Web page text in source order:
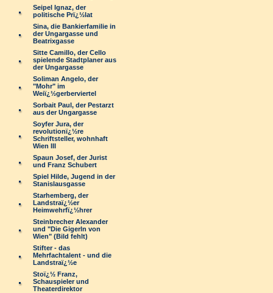
Seipel Ignaz, der
politische Prï¿½lat
Sina, die Bankierfamilie in
der Ungargasse und
Beatrixgasse
Sitte Camillo, der Cello
spielende Stadtplaner aus
der Ungargasse
Soliman Angelo, der
"Mohr" im
Weiï¿½gerberviertel
Sorbait Paul, der Pestarzt
aus der Ungargasse
Soyfer Jura, der
revolutionï¿½re
Schriftsteller, wohnhaft
Wien III
Spaun Josef, der Jurist
und Franz Schubert
Spiel Hilde, Jugend in der
Stanislausgasse
Starhemberg, der
Landstraï¿½er
Heimwehrfï¿½hrer
Steinbrecher Alexander
und "Die Gigerln von
Wien" (Bild fehlt)
Stifter - das
Mehrfachtalent - und die
Landstraï¿½e
Stoï¿½ Franz,
Schauspieler und
Theaterdirektor